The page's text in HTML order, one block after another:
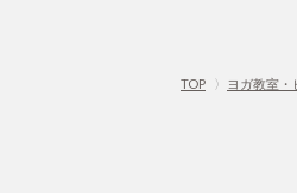
TOP 〉 ヨガ教室・